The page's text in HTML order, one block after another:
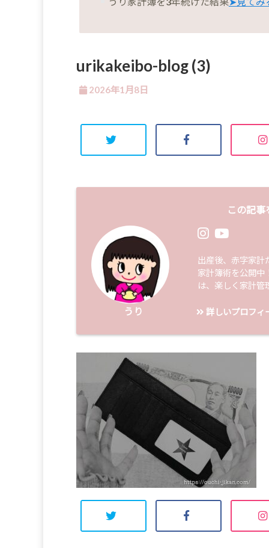
urikakeibo-blog (3)
2026年1月8日
この記
うり
出産後、赤字家計
家計簿術を公開中
は、楽しく家計管
詳しいプロフィ